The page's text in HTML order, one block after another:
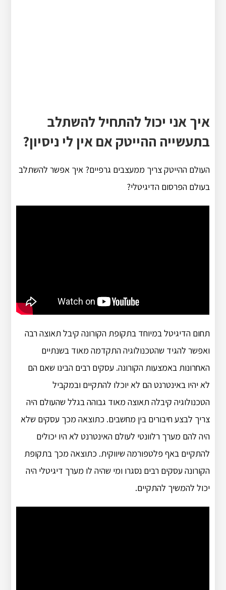
איך אני יכול להתחיל להשתלב
בתעשייה ההייטק אם אין לי ניסיון?
העולם ההייטק צריך ממעצבים גרפיים? איך אפשר להשתלב
בעולם הפרסום הדיגיטלי?
תחום הדיגיטל במיוחד בתקופת הקורונה קיבל תאוצה רבה
ואפשר להגיד שהטכנולוגיה התקדמה מאוד בשנתיים
האחרונות באמצעות הקורונה. עסקים רבים הבינו שאם הם
לא יהיו באינטרנט הם לא יוכלו להתקיים ובמקביל
הטכנולוגיה קיבלה תאוצה מאוד גבוהה בגלל שהעולם היה
צריך לבצע חיבורים בין מחשבים. כתוצאה מכך עסקים שלא
היה להם מערך רלוונטי לעולם האינטרנט לא היו יכולים
להתקיים באף פלטפורמה שיווקית. כתוצאה מכך בתקופת
הקורונה עסקים רבים נסגרו ומי שהיה לו מערך דיגיטלי היה
יכול להמשיך להתקיים.